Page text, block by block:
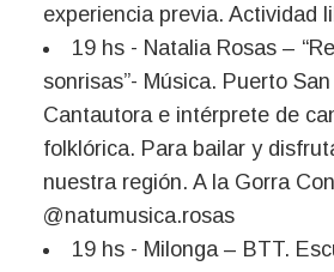
experiencia previa. Actividad
19 hs - Natalia Rosas –
sonrisas”- Música. Puerto
Cantautora e intérprete de
folklórica. Para bailar y
nuestra región. A la Gorra
@natumusica.rosas
19 hs - Milonga – BTT.